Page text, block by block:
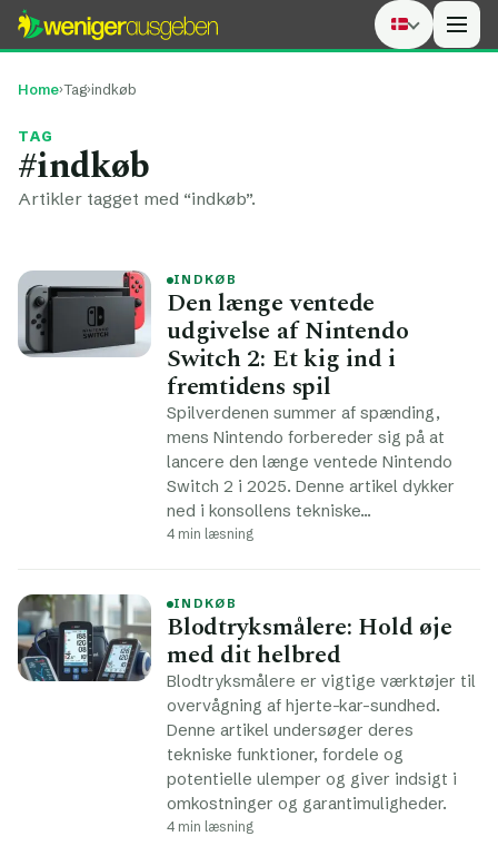
Home›Tag›indkøb
TAG
#indkøb
Artikler tagget med “indkøb”.
INDKØB
Den længe ventede
udgivelse af Nintendo
Switch 2: Et kig ind i
fremtidens spil
Spilverdenen summer af spænding,
mens Nintendo forbereder sig på at
lancere den længe ventede Nintendo
Switch 2 i 2025. Denne artikel dykker
ned i konsollens tekniske…
4 min læsning
INDKØB
Blodtryksmålere: Hold øje
med dit helbred
Blodtryksmålere er vigtige værktøjer til
overvågning af hjerte-kar-sundhed.
Denne artikel undersøger deres
tekniske funktioner, fordele og
potentielle ulemper og giver indsigt i
omkostninger og garantimuligheder.
4 min læsning